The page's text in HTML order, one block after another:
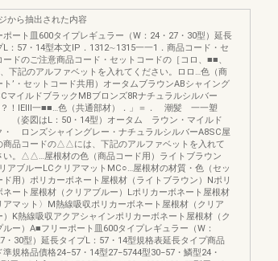
から抽出された内容
ポート皿600タイプレギュラー（W：24・27・30型）延長
L：57・14型本文IP．1312∼1315一一1．商品コード・セ
ードのご注意商品コード・セットコードの［コロ、■■、
下記のアルファベットを入れてください。ロロ…色（商
ト’・セットコード共用）オータムブラウンABシャイング
マイルドブラックMBブロンズ8Rナチュラルシルバー
！IEIII一■■…色（共通部材）．」＝． 潮髪 一一塑
図はL：50・14型）オータム ラウン・マイルド
・ ロンズシャイングレー・ナチュラルシルバーA8SC屋
商品コードの△△には、下記のアルファベットを入れて
い。△△…屋根材の色（商品コード用）ライトブラウン
アブルーLCクリアマットMC○…屋根材の材質・色（セッ
ド用）ポリカーボネート屋根材（ライトブラウン）Nポリ
ネート屋根材（クリアブルー）Lポリカーボネート屋根材
アマット〉M熱線吸収ポリカーボネート屋根材（クリア
）K熱線吸収アクアシャインポリカーボネート屋根材（ク
ルー）A■フリーポート皿600タイプレギュラー（W：
・30型）延長タイプL：57・14型規格表延長タイプ商品
準規格品債格24−57・14型27−5744型30−57・鱗型24・